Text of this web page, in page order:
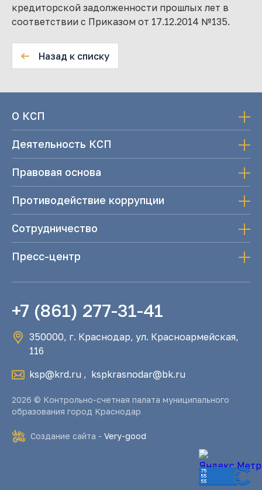
кредиторской задолженности прошлых лет в
соответствии с Приказом от 17.12.2014 №135.
Назад к списку
О КСП
Деятельность КСП
Правовая основа
Противодействие коррупции
Сотрудничество
Пресс-центр
+7 (861) 277-31-41
350000, г. Краснодар, ул. Красноармейская,
116
ksp@krd.ru , kspkrasnodar@bk.ru
2026 © Контрольно-счетная палата муниципального
образования город Краснодар
Создание сайта - Very-good